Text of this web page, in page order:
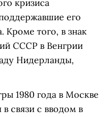
кризиса
его
. Кроме того, в знак
СССР в Венгрии
Нидерланды,
1980 года в Москве
связи с вводом в